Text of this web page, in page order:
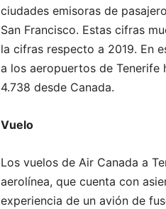
ciudades emisoras de
San Francisco. Estas cifras
la cifras respecto a 2019. En
a los aeropuertos de Tenerife
4.738 desde Canada.
Vuelo
Los vuelos de Air Canada a
aerolínea, que cuenta con
experiencia de un avión de